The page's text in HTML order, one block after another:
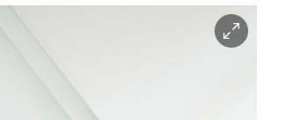
이
미